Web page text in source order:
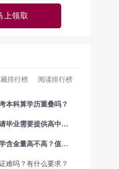
上领取
排行榜 阅读排行榜
本科算学历重叠吗？
自考大专申请毕业需要提供高中毕业证吗？
广东开放大学含金量高不高？值得报考吗？
难吗？有什么要求？